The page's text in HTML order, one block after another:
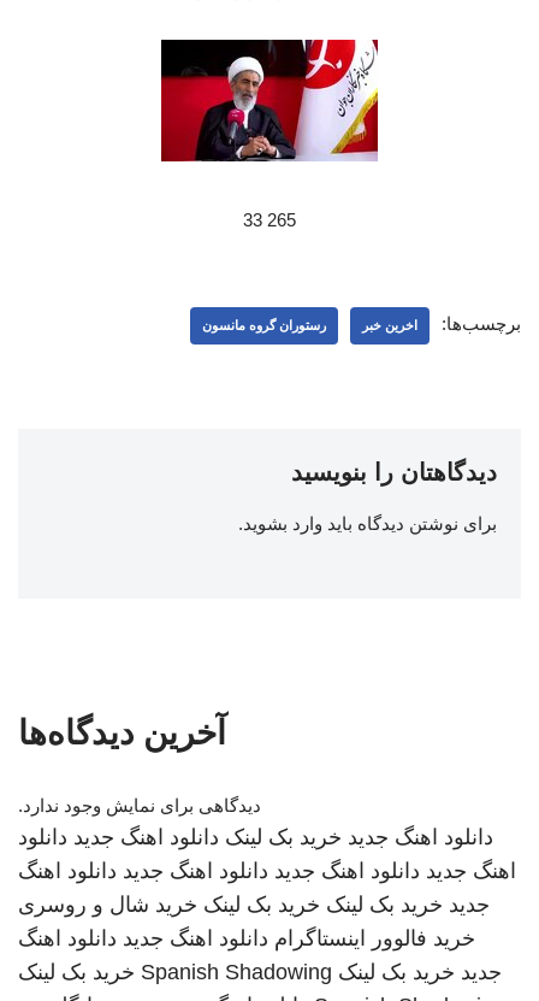
265 33
برچسب‌ها: اخرین خبر رستوران گروه مانسون
دیدگاهتان را بنویسید
برای نوشتن دیدگاه باید وارد بشوید.
آخرین دیدگاه‌ها
دیدگاهی برای نمایش وجود ندارد.
دانلود اهنگ جدید خرید بک لینک دانلود اهنگ جدید دانلود
اهنگ جدید دانلود اهنگ جدید دانلود اهنگ جدید دانلود اهنگ
جدید خرید بک لینک خرید بک لینک خرید شال و روسری
خرید فالوور اینستاگرام دانلود اهنگ جدید دانلود اهنگ
جدید خرید بک لینک Spanish Shadowing خرید بک لینک